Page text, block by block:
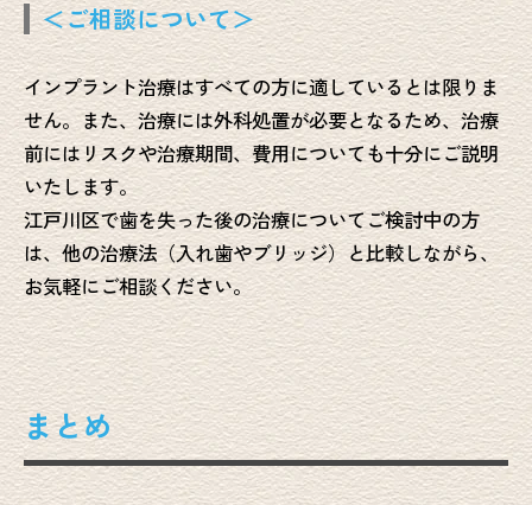
＜ご相談について＞
インプラント治療はすべての方に適しているとは限りま
せん。また、治療には外科処置が必要となるため、治療
前にはリスクや治療期間、費用についても十分にご説明
いたします。
江戸川区で歯を失った後の治療についてご検討中の方
は、他の治療法（入れ歯やブリッジ）と比較しながら、
お気軽にご相談ください。
まとめ